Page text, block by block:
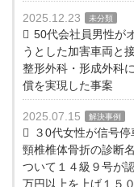
2025.12.23 未分類
50代会社員男性が
うとした加害車両と
整形外科・形成外科
償を実現した事案
2025.07.15 解決事例
３0代女性が信号
頸椎椎体骨折の診断
ついて１４級９号が
万円以上を上げ１５